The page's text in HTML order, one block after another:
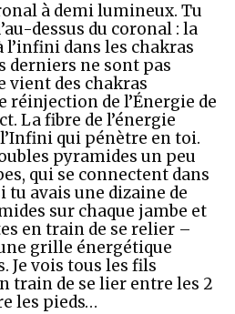
à demi lumineux. Tu
dessus du coronal : la
l’infini dans les chakras
derniers ne sont pas
vient des chakras
réinjection de l’Énergie de
La fibre de l’énergie
qui pénètre en toi.
pyramides un peu
qui se connectent dans
avais une dizaine de
sur chaque jambe et
en train de se relier –
grille énergétique
Je vois tous les fils
train de se lier entre les 2
les pieds…